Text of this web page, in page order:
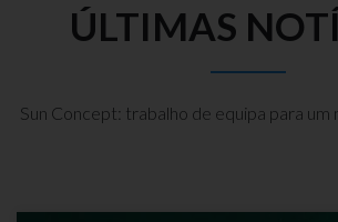
ÚLTIMAS
Sun Concept: trabalho de equipa para um